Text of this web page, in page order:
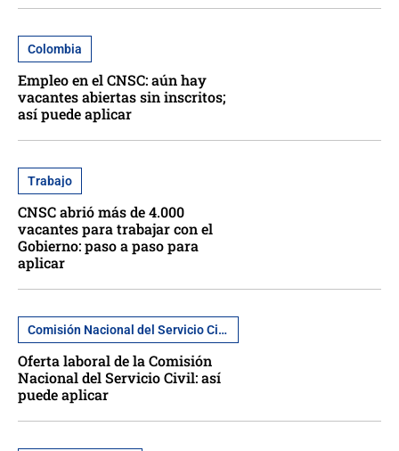
Colombia
Empleo en el CNSC: aún hay
vacantes abiertas sin inscritos;
así puede aplicar
Trabajo
CNSC abrió más de 4.000
vacantes para trabajar con el
Gobierno: paso a paso para
aplicar
Comisión Nacional del Servicio Civil
Oferta laboral de la Comisión
Nacional del Servicio Civil: así
puede aplicar